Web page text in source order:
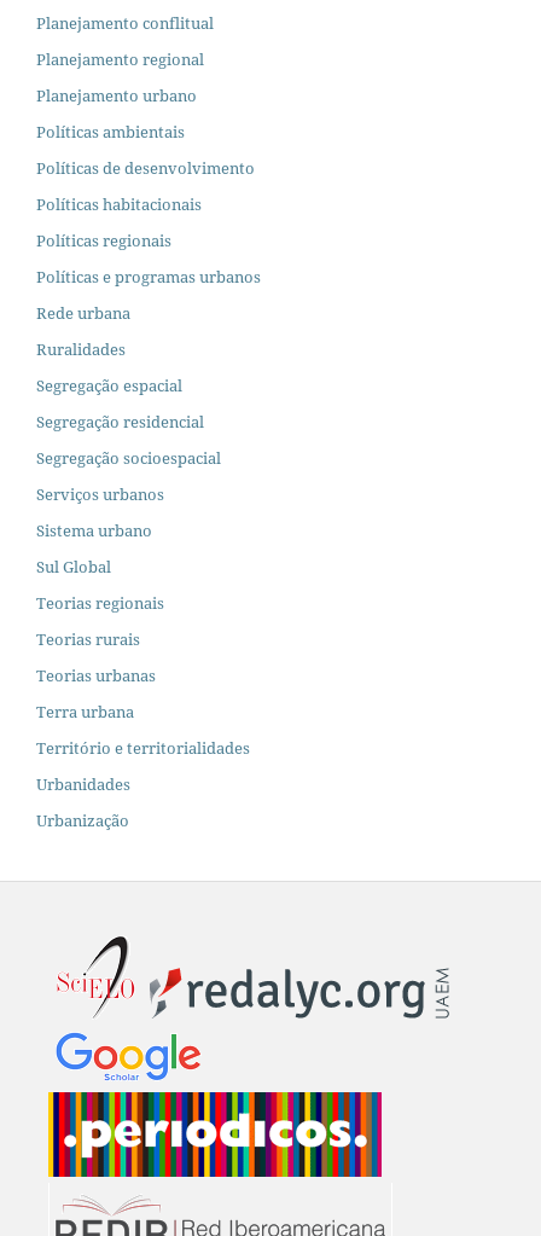
Planejamento conflitual
Planejamento regional
Planejamento urbano
Políticas ambientais
Políticas de desenvolvimento
Políticas habitacionais
Políticas regionais
Políticas e programas urbanos
Rede urbana
Ruralidades
Segregação espacial
Segregação residencial
Segregação socioespacial
Serviços urbanos
Sistema urbano
Sul Global
Teorias regionais
Teorias rurais
Teorias urbanas
Terra urbana
Território e territorialidades
Urbanidades
Urbanização